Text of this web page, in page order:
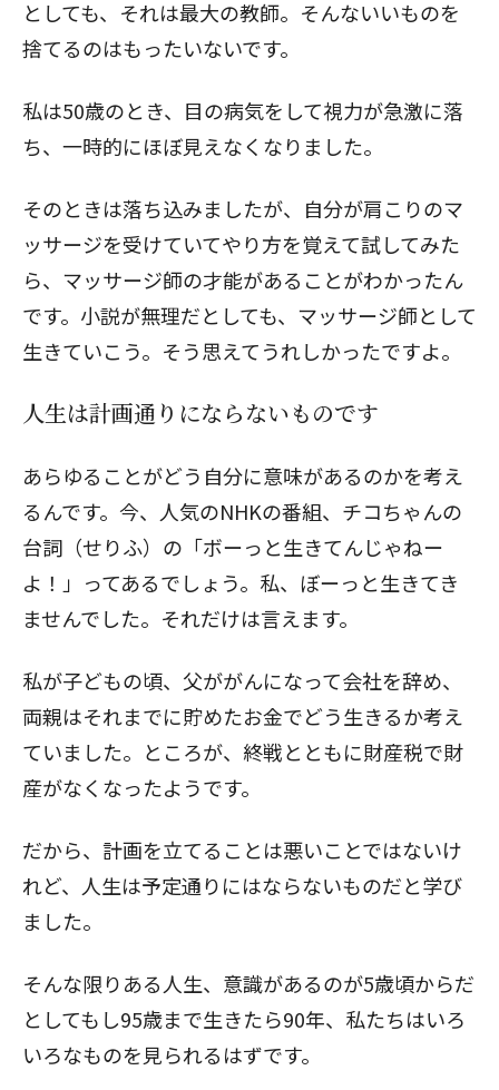
としても、それは最大の教師。そんないいものを
捨てるのはもったいないです。
私は50歳のとき、目の病気をして視力が急激に落
ち、一時的にほぼ見えなくなりました。
そのときは落ち込みましたが、自分が肩こりのマ
ッサージを受けていてやり方を覚えて試してみた
ら、マッサージ師の才能があることがわかったん
です。小説が無理だとしても、マッサージ師として
生きていこう。そう思えてうれしかったですよ。
人生は計画通りにならないものです
あらゆることがどう自分に意味があるのかを考え
るんです。今、人気のNHKの番組、チコちゃんの
台詞（せりふ）の「ボーっと生きてんじゃねー
よ！」ってあるでしょう。私、ぼーっと生きてき
ませんでした。それだけは言えます。
私が子どもの頃、父ががんになって会社を辞め、
両親はそれまでに貯めたお金でどう生きるか考え
ていました。ところが、終戦とともに財産税で財
産がなくなったようです。
だから、計画を立てることは悪いことではないけ
れど、人生は予定通りにはならないものだと学び
ました。
そんな限りある人生、意識があるのが5歳頃からだ
としてもし95歳まで生きたら90年、私たちはいろ
いろなものを見られるはずです。